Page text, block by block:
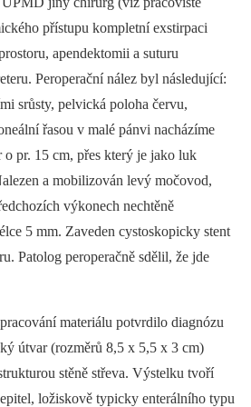
přístupu kompletní exstirpaci
apendektomii a suturu
Peroperační nález byl následující:
srůsty, pelvická poloha červu,
řasou v malé pánvi nacházíme
pr. 15 cm, přes který je jako luk
a mobilizován levý močovod,
výkonech nechtěně
5 mm. Zaveden cystoskopicky stent
Patolog peroperačně sdělil, že jde
materiálu potvrdilo diagnózu
útvar (rozměrů 8,5 x 5,5 x 3 cm)
stěně střeva. Výstelku tvoří
ložiskově typicky enterálního typu